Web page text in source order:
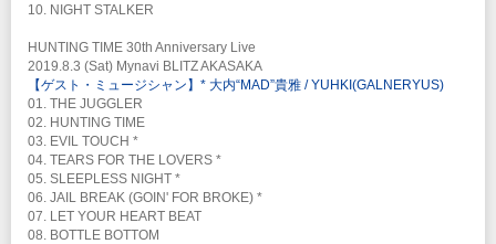
10. NIGHT STALKER
HUNTING TIME 30th Anniversary Live
2019.8.3 (Sat) Mynavi BLITZ AKASAKA
【ゲスト・ミュージシャン】* 大内“MAD”貴雅 / YUHKI(GALNERYUS)
01. THE JUGGLER
02. HUNTING TIME
03. EVIL TOUCH *
04. TEARS FOR THE LOVERS *
05. SLEEPLESS NIGHT *
06. JAIL BREAK (GOIN' FOR BROKE) *
07. LET YOUR HEART BEAT
08. BOTTLE BOTTOM